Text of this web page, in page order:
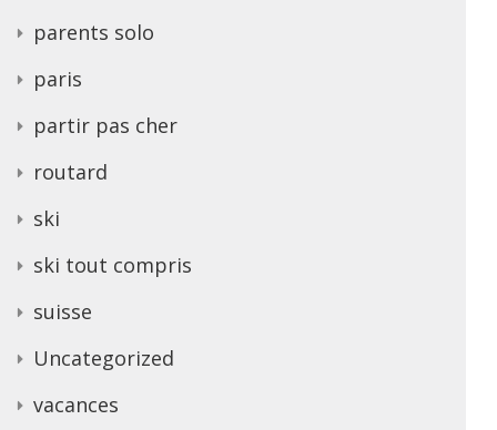
parents solo
paris
partir pas cher
routard
ski
ski tout compris
suisse
Uncategorized
vacances